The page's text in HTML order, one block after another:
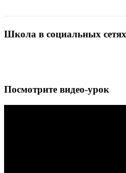
Школа в социальных сетях
Посмотрите видео-урок